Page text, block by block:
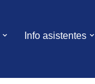
Info asistentes